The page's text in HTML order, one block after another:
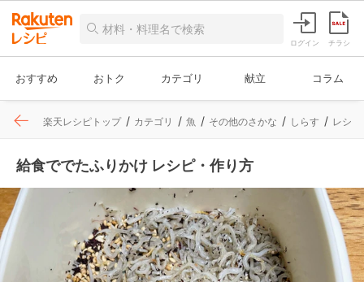
ログイン チラシ
おすすめ おトク カテゴリ 献立 コラム
楽天レシピトップ カテゴリ 魚 その他のさかな しらす レシ
給食ででたふりかけ レシピ・作り方